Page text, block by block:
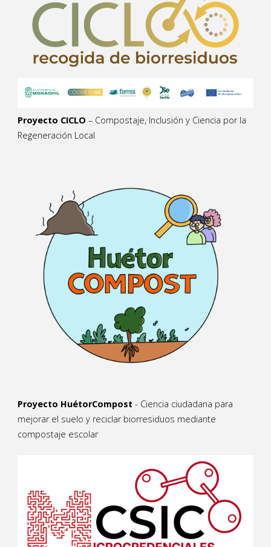
Proyecto CICLO – Compostaje, Inclusión y Ciencia por la
Regeneración Local
Proyecto HuétorCompost - Ciencia ciudadana para
mejorar el suelo y reciclar biorresiduos mediante
compostaje escolar